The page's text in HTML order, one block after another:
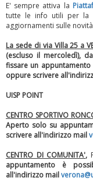
Luglio 2026:
rivoluzioni"
E' sempre attiva la
tutte le info utili per la
aggiornamenti sulle
La sede di via Villa 25 a
(escluso il mercoledì),
fissare un appuntamento
oppure scrivere
UISP POINT
CENTRO SPORTIVO
Aperto solo su
scrivere all'indirizzo mail
CENTRO DI COMUNITA',
appuntamento è
all'indirizzo mail